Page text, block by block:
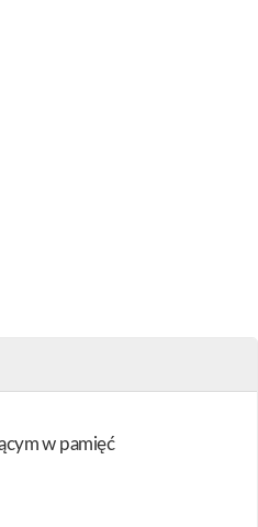
w pamięć